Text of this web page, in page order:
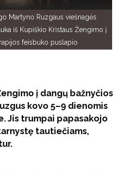
Martyno Ruzgaus viešnagės
iš Kupiškio Kristaus Žengimo į
feisbuko puslapio
į dangų bažnyčios
kovo 5–9 dienomis
Jis trumpai papasakojo
tautiečiams,